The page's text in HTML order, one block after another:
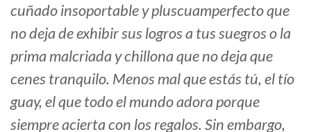
cuñado insoportable y pluscuamperfecto que
no deja de exhibir sus logros a tus suegros o la
prima malcriada y chillona que no deja que
cenes tranquilo. Menos mal que estás tú, el tío
guay, el que todo el mundo adora porque
siempre acierta con los regalos. Sin embargo,